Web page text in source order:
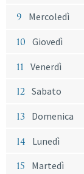
9 Mercoledì
10 Giovedì
11 Venerdì
12 Sabato
13 Domenica
14 Lunedì
15 Martedì